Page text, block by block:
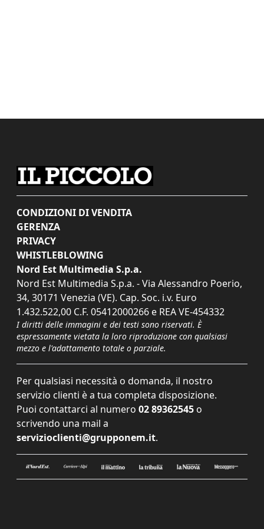
CONDIZIONI DI VENDITA
GERENZA
PRIVACY
WHISTLEBLOWING
Nord Est Multimedia S.p.a.
Nord Est Multimedia S.p.a. - Via Alessandro Poerio,
34, 30171 Venezia (VE). Cap. Soc. i.v. Euro
1.432.522,00 C.F. 05412000266 e REA VE-454332
I diritti delle immagini e dei testi sono riservati. È
espressamente vietata la loro riproduzione con qualsiasi
mezzo e l'adattamento totale o parziale.
Per qualsiasi necessità o domanda, il nostro
servizio clienti è a tua completa disposizione.
Puoi contattarci al numero 02 89362545 o
scrivendo una mail a
servizioclienti@grupponem.it.